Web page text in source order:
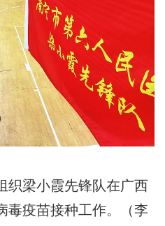
织梁小霞先锋队在广西
毒疫苗接种工作。（李